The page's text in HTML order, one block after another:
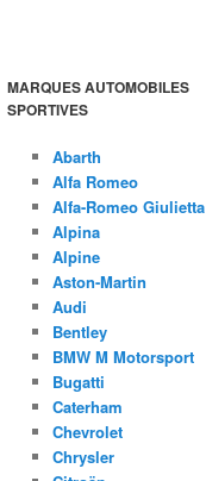
MARQUES AUTOMOBILES
SPORTIVES
Abarth
Alfa Romeo
Alfa-Romeo Giulietta
Alpina
Alpine
Aston-Martin
Audi
Bentley
BMW M Motorsport
Bugatti
Caterham
Chevrolet
Chrysler